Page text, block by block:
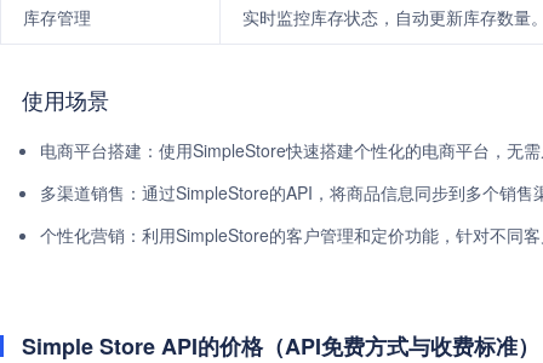
库存管理 实时监控库存状态，自动更新库存数量
使用场景
电商平台搭建：使用SimpleStore快速搭建个性化的电商平台，无
多渠道销售：通过SimpleStore的API，将商品信息同步到多个销售
个性化营销：利用SimpleStore的客户管理和定价功能，针对不同
Simple Store API的价格（API免费方式与收费标准）